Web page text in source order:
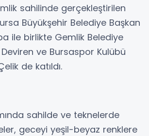
sahilinde gerçekleştirilen
Büyükşehir Belediye Başkan
ile birlikte Gemlik Belediye
Deviren ve Bursaspor Kulübü
de katıldı.
sahilde ve teknelerde
geceyi yeşil-beyaz renklere